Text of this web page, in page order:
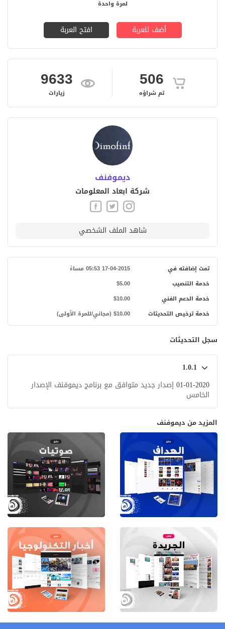
لمرة واحدة
أضف للعربة افتح العربة
506
تم شراؤه
9633
زيارات
ديموفنف
شركة ابعاد المعلومات
شاهد الملف الشخصي
تمت إضافته في
17-04-2015 05:53 مساءً
خدمة التنصيب
$5.00
خدمة الدعم الفني
$10.00
خدمة ترخيص التحديثات
$10.00 (مجاني/للمرة الأولى)
سجل التحديثات
1.0.1
01-01-2020 إصدار جديد متوافق مع برنامج ديموفنف الإصدار
الخامس
المزيد من ديموفنف